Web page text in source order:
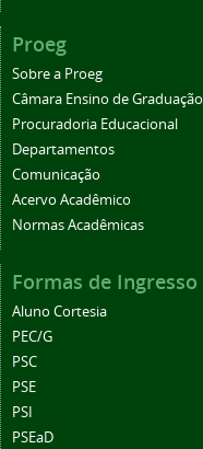
Proeg
Sobre a Proeg
Câmara Ensino de Graduação
Procuradoria Educacional
Departamentos
Comunicação
Acervo Acadêmico
Normas Acadêmicas
Formas de Ingresso
Aluno Cortesia
PEC/G
PSC
PSE
PSI
PSEaD